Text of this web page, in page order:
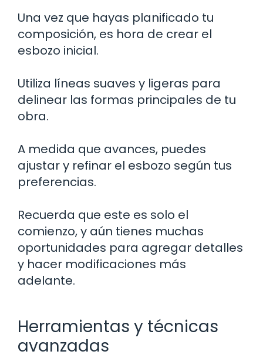
Una vez que hayas planificado tu
composición, es hora de crear el
esbozo inicial.
Utiliza líneas suaves y ligeras para
delinear las formas principales de tu
obra.
A medida que avances, puedes
ajustar y refinar el esbozo según tus
preferencias.
Recuerda que este es solo el
comienzo, y aún tienes muchas
oportunidades para agregar detalles
y hacer modificaciones más
adelante.
Herramientas y técnicas
avanzadas